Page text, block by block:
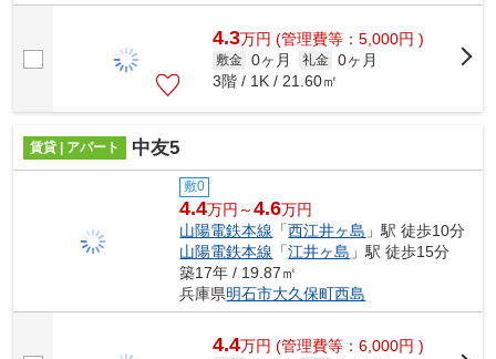
4.3万円 (管理費等：5,000円 )
敷金 0ヶ月 礼金 0ヶ月
3階 / 1K / 21.60㎡
賃貸 | アパート 中友5
敷0
4.4万円～4.6万円
山陽電鉄本線 「西江井ヶ島 」駅 徒歩10分
山陽電鉄本線 「江井ヶ島 」駅 徒歩15分
築17年 / 19.87㎡
兵庫県明石市大久保町西島
4.4万円 (管理費等：6,000円 )